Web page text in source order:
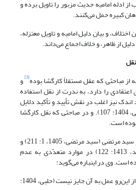
از ادله امامیه حدیث مزبور را تاویل برده و
کبیره حمل می‌کنند.
و بیان دلیل امامیه و تاویل معتزله،
از ظاهر، و خلاف اجماع می‌داند.
از مباحثی که عقل مستقلاً کارگشا بوده[3] و
را دارد، به ندرت از نقل استفاده
نیز اغلب در نقش تأیید و تأکید دلایل
عقلی بیان شده ‌است (حلبی، 1404: 107). و در مباحثی که نقل کارگشا
است.
ابوالصلاح حلبی به پیروی از سید مرتضی (سید مرتضی، 1405، 1: 211) و
دیگر اساتید خویش (مفید، 1413: 122) در موارد متعدّدی به عدم
است. وی در این‏باره می‌گوید:
خبر واحد، علم آور نبوده و از این‌رو عمل به آن جایز نیست (حلبی، 1404: